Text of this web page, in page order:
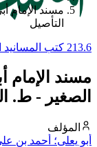
مسند الإمام
التأصيل
213.6 كتب المسانيد الأخرى والجوامع
مسند الإمام
الصغير - ط.
المؤلف
أبو يعلى؛ أحمد بن